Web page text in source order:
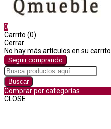
0
Carrito (0)
Cerrar
No hay más artículos en su carrito
Seguir comprando
Buscar
Comprar por categorías
CLOSE